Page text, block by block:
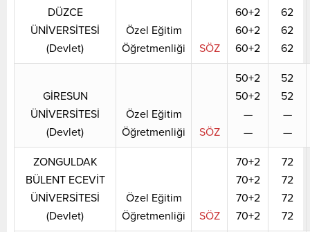
DÜZCE
ÜNİVERSİTESİ
(Devlet)
Özel Eğitim
Öğretmenliği
SÖZ
60+2
60+2
60+2
62
62
62
GİRESUN
ÜNİVERSİTESİ
(Devlet)
Özel Eğitim
Öğretmenliği
SÖZ
50+2
50+2
—
—
52
52
—
—
ZONGULDAK
BÜLENT ECEVİT
ÜNİVERSİTESİ
(Devlet)
Özel Eğitim
Öğretmenliği
SÖZ
70+2
70+2
70+2
70+2
72
72
72
72